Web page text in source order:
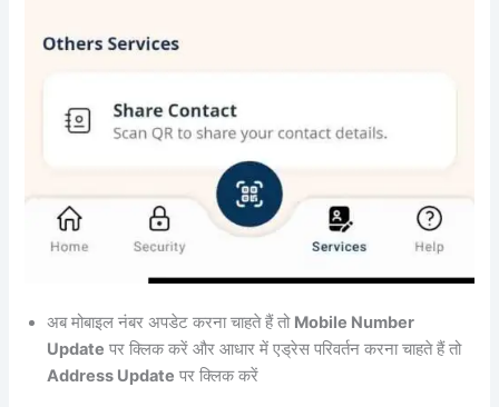
अब मोबाइल नंबर अपडेट करना चाहते हैं तो Mobile Number
Update पर क्लिक करें और आधार में एड्रेस परिवर्तन करना चाहते हैं तो
Address Update पर क्लिक करें